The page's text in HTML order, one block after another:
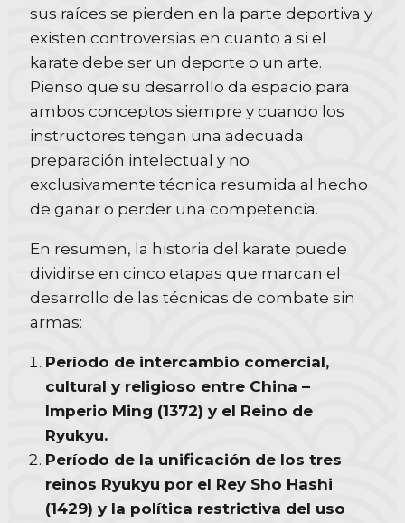
sus raíces se pierden en la parte deportiva y
existen controversias en cuanto a si el
karate debe ser un deporte o un arte.
Pienso que su desarrollo da espacio para
ambos conceptos siempre y cuando los
instructores tengan una adecuada
preparación intelectual y no
exclusivamente técnica resumida al hecho
de ganar o perder una competencia.
En resumen, la historia del karate puede
dividirse en cinco etapas que marcan el
desarrollo de las técnicas de combate sin
armas:
Período de intercambio comercial,
cultural y religioso entre China –
Imperio Ming (1372) y el Reino de
Ryukyu.
Período de la unificación de los tres
reinos Ryukyu por el Rey Sho Hashi
(1429) y la política restrictiva del uso